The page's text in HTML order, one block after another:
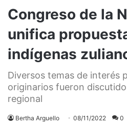
Congreso de la
unifica
indígenas
Diversos temas de interés
originarios fueron
regional
Bertha Arguello 08/11/2022 0